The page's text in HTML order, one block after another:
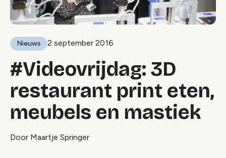
Nieuws 2 september 2016
#Videovrijdag: 3D
restaurant print eten,
meubels en mastiek
Door Maartje Springer